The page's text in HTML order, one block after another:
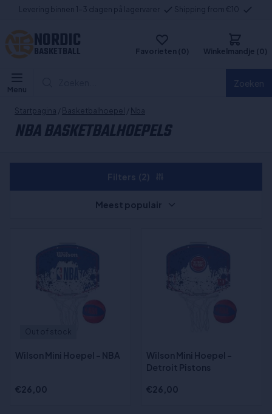
Levering binnen 1-3 dagen på lagervarer Shipping from €10
NORDIC
BASKETBALL Favorieten (0) Winkelmandje (0)
Menu
Startpagina / Basketbalhoepel / Nba
NBA BASKETBALHOEPELS
Wilson Mini Hoepel - NBA
€26,00
Wilson Mini Hoepel -
Detroit Pistons
€26,00
Meest populair